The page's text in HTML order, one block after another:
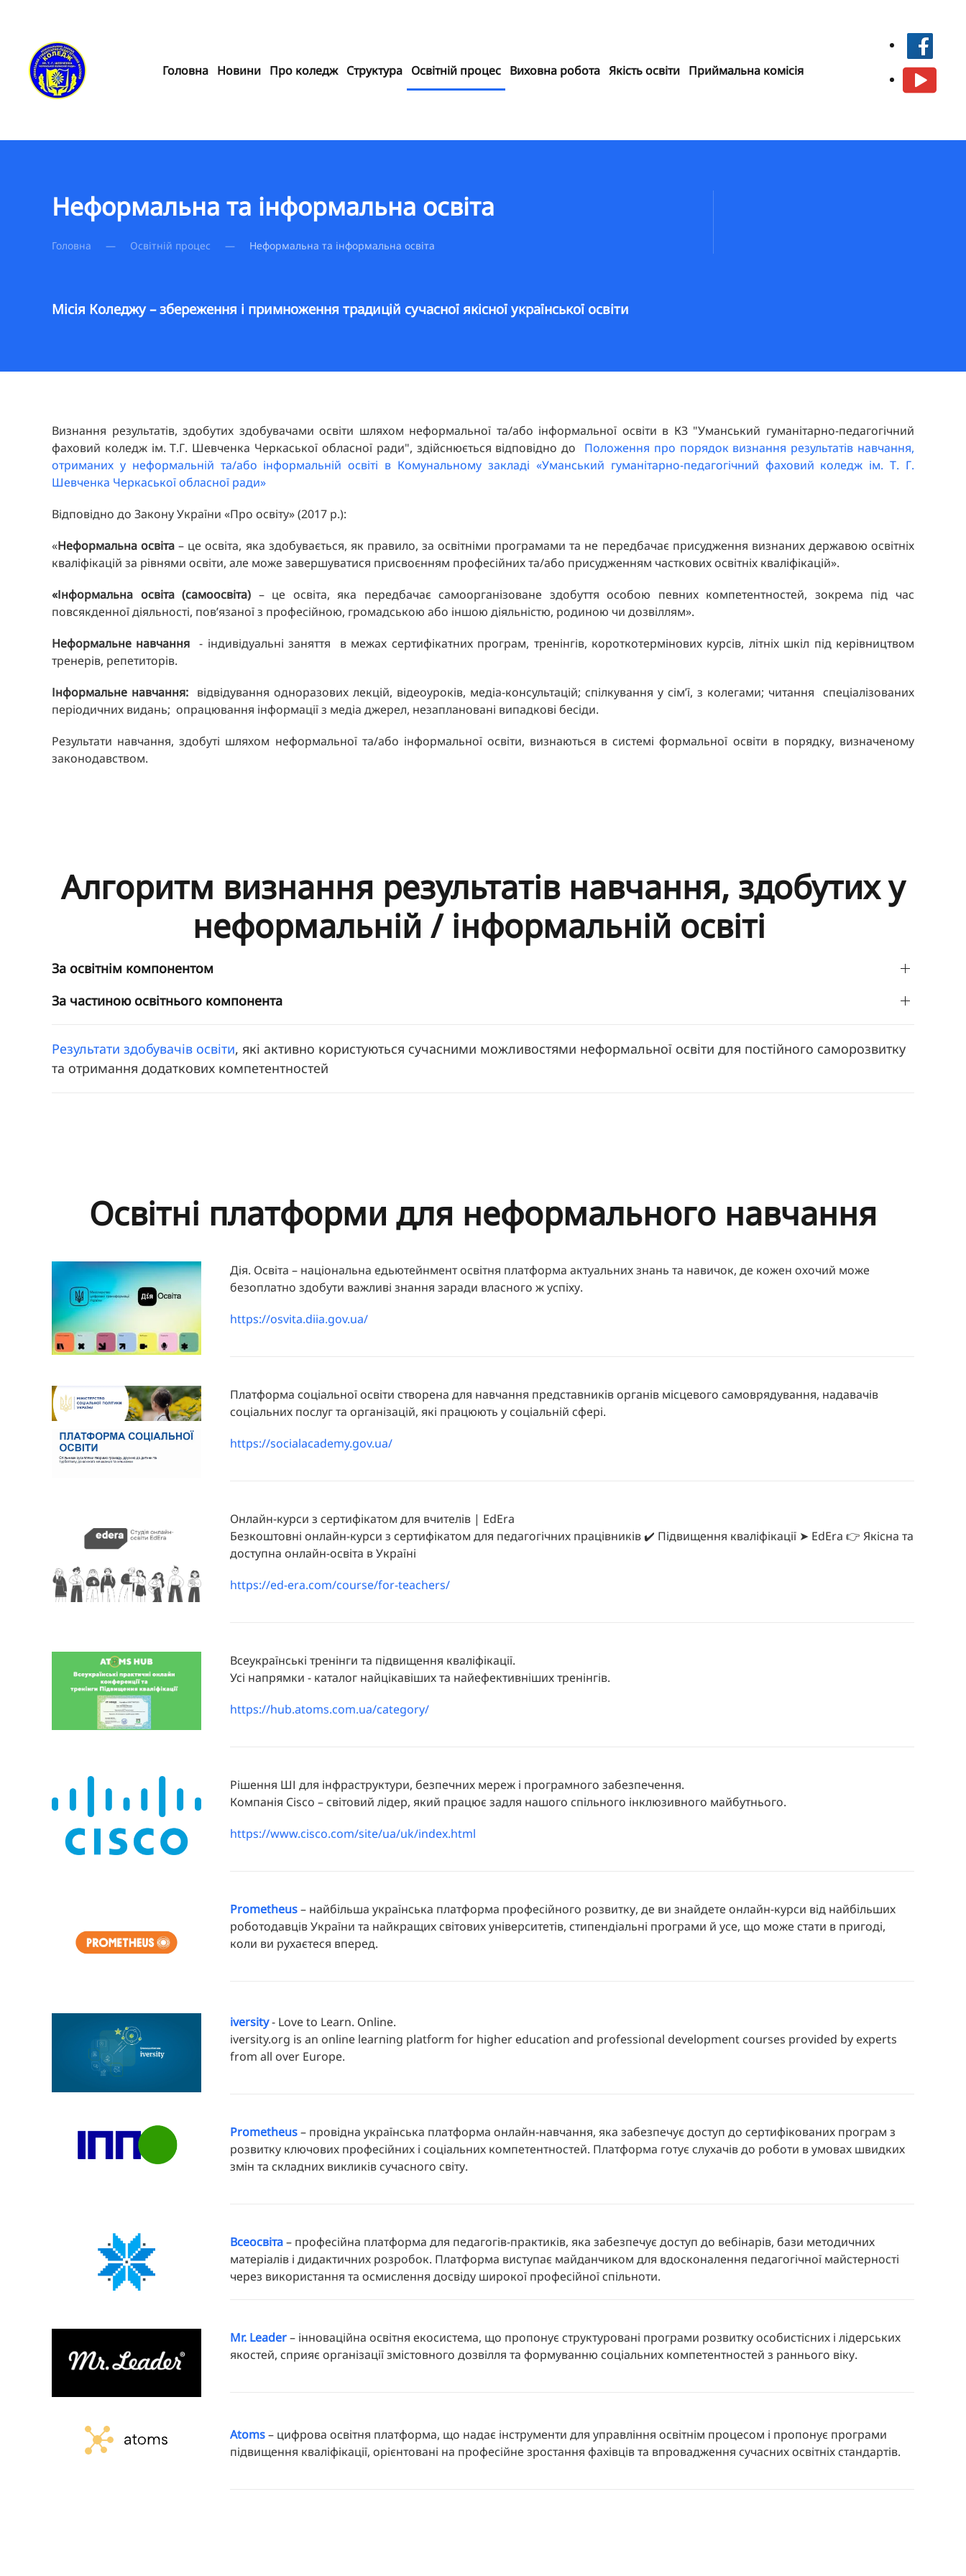
Skip to main content
Головна Новини Про коледж Структура Освітній процес Виховна робота Якість освіти Приймальна комісія
Неформальна та інформальна освіта
Головна Освітній процес Неформальна та інформальна освіта
Місія Коледжу – збереження і примноження традицій сучасної якісної української освіти
Визнання результатів, здобутих здобувачами освіти шляхом неформальної та/або інформальної освіти в КЗ "Уманський гуманітарно-педагогічний
фаховий коледж ім. Т.Г. Шевченка Черкаської обласної ради", здійснюється відповідно до Положення про порядок визнання результатів навчання,
отриманих у неформальній та/або інформальній освіті в Комунальному закладі «Уманський гуманітарно-педагогічний фаховий коледж ім. Т. Г.
Шевченка Черкаської обласної ради»
Відповідно до Закону України «Про освіту» (2017 р.):
«Неформальна освіта – це освіта, яка здобувається, як правило, за освітніми програмами та не передбачає присудження визнаних державою освітніх
кваліфікацій за рівнями освіти, але може завершуватися присвоєнням професійних та/або присудженням часткових освітніх кваліфікацій».
«Інформальна освіта (самоосвіта) – це освіта, яка передбачає самоорганізоване здобуття особою певних компетентностей, зокрема під час
повсякденної діяльності, пов’язаної з професійною, громадською або іншою діяльністю, родиною чи дозвіллям».
Неформальне навчання - індивідуальні заняття в межах сертифікатних програм, тренінгів, короткотермінових курсів, літніх шкіл під керівництвом
тренерів, репетиторів.
Інформальне навчання: відвідування одноразових лекцій, відеоуроків, медіа-консультацій; спілкування у сім’ї, з колегами; читання спеціалізованих
періодичних видань; опрацювання інформації з медіа джерел, незаплановані випадкові бесіди.
Результати навчання, здобуті шляхом неформальної та/або інформальної освіти, визнаються в системі формальної освіти в порядку, визначеному
законодавством.
Алгоритм визнання результатів навчання, здобутих у
неформальній / інформальній освіті
За освітнім компонентом
За частиною освітнього компонента
Результати здобувачів освіти, які активно користуються сучасними можливостями неформальної освіти для постійного саморозвитку
та отримання додаткових компетентностей
Освітні платформи для неформального навчання
Дія. Освіта – національна едьютейнмент освітня платформа актуальних знань та навичок, де кожен охочий може
безоплатно здобути важливі знання заради власного ж успіху.
https://osvita.diia.gov.ua/
Платформа соціальної освіти створена для навчання представників органів місцевого самоврядування, надавачів
соціальних послуг та організацій, які працюють у соціальній сфері.
https://socialacademy.gov.ua/
Онлайн-курси з сертифікатом для вчителів | EdEra
Безкоштовні онлайн-курси з сертифікатом для педагогічних працівників ✔️ Підвищення кваліфікації ➤ EdEra 👉 Якісна та
доступна онлайн-освіта в Україні
https://ed-era.com/course/for-teachers/
Всеукраїнські тренінги та підвищення кваліфікації.
Усі напрямки - каталог найцікавіших та найефективніших тренінгів.
https://hub.atoms.com.ua/category/
Рішення ШІ для інфраструктури, безпечних мереж і програмного забезпечення.
Компанія Cisco – світовий лідер, який працює задля нашого спільного інклюзивного майбутнього.
https://www.cisco.com/site/ua/uk/index.html
Prometheus– найбільша українська платформа професійного розвитку, де ви знайдете онлайн-курси від найбільших
роботодавців України та найкращих світових університетів, стипендіальні програми й усе, що може стати в пригоді,
коли ви рухаєтеся вперед.
iversity- Love to Learn. Online.
iversity.org is an online learning platform for higher education and professional development courses provided by experts
from all over Europe.
Prometheus– провідна українська платформа онлайн-навчання, яка забезпечує доступ до сертифікованих програм з
розвитку ключових професійних і соціальних компетентностей. Платформа готує слухачів до роботи в умовах швидких
змін та складних викликів сучасного світу.
Всеосвіта– професійна платформа для педагогів-практиків, яка забезпечує доступ до вебінарів, бази методичних
матеріалів і дидактичних розробок. Платформа виступає майданчиком для вдосконалення педагогічної майстерності
через використання та осмислення досвіду широкої професійної спільноти.
Mr. Leader– інноваційна освітня екосистема, що пропонує структуровані програми розвитку особистісних і лідерських
якостей, сприяє організації змістовного дозвілля та формуванню соціальних компетентностей з раннього віку.
Atoms– цифрова освітня платформа, що надає інструменти для управління освітнім процесом і пропонує програми
підвищення кваліфікації, орієнтовані на професійне зростання фахівців та впровадження сучасних освітніх стандартів.